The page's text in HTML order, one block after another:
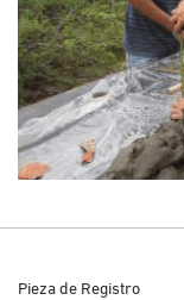
Pieza de Registro